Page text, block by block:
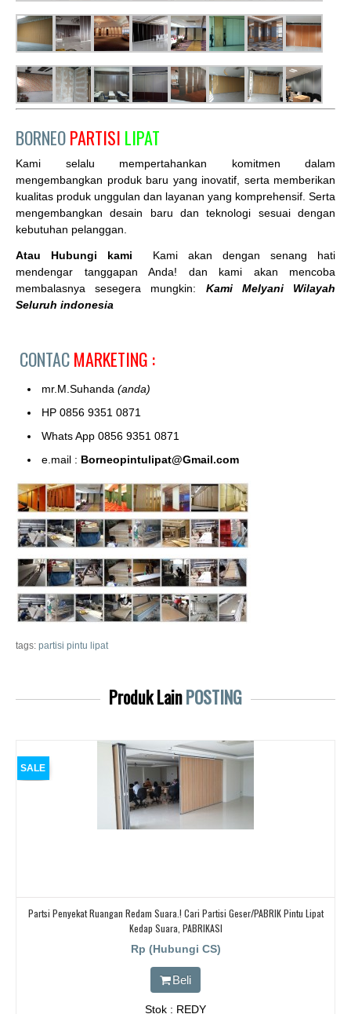
BORNEOPARTISI LIPAT
Kami selalu mempertahankan komitmen dalam
mengembangkan produk baru yang inovatif, serta memberikan
kualitas produk unggulan dan layanan yang komprehensif. Serta
mengembangkan desain baru dan teknologi sesuai dengan
kebutuhan pelanggan.
Atau Hubungi kami
Kami akan dengan senang hati
mendengar tanggapan Anda! dan kami akan mencoba
membalasnya sesegera mungkin: Kami Melyani Wilayah
Seluruh indonesia
CONTACMARKETING :
mr.M.Suhanda (anda)
HP 0856 9351 0871
Whats App 0856 9351 0871
e.mail : Borneopintulipat@Gmail.com
tags: partisi pintu lipat
Produk LainPOSTING
SALE
Partsi Penyekat Ruangan Redam Suara.! Cari Partisi Geser/PABRIK Pintu Lipat
Kedap Suara, PABRIKASI
Rp (Hubungi CS)
Beli
Stok : REDY